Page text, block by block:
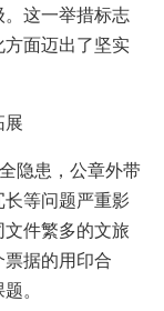
这一举措标志
面迈出了坚实
展
隐患，公章外带
等问题严重影
件繁多的文旅
据的用印合
。